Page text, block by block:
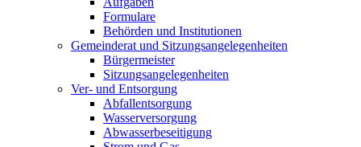
Formulare
Behörden und Institutionen
Gemeinderat und Sitzungsangelegenheiten
Bürgermeister
Sitzungsangelegenheiten
Ver- und Entsorgung
Abfallentsorgung
Wasserversorgung
Abwasserbeseitigung